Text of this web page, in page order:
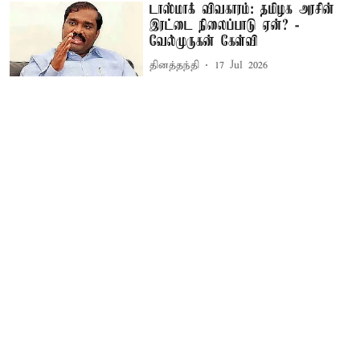
டாஸ்மாக் விவகாரம்: தமிழக அரசின்
இரட்டை நிலைப்பாடு ஏன்? -
வேல்முருகன் கேள்வி
தினத்தந்தி 17 Jul 2026